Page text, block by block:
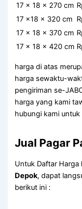
17 x 18 x 270 cm
17 x18 x 320 cm
17 x 18 x 370 cm
17 x 18 x 420 cm
harga di atas
harga sewaktu-
pengiriman se-
harga yang kami
hubungi kami
Jual Pagar
Untuk Daftar Harga
Depok, dapat
berikut ini :